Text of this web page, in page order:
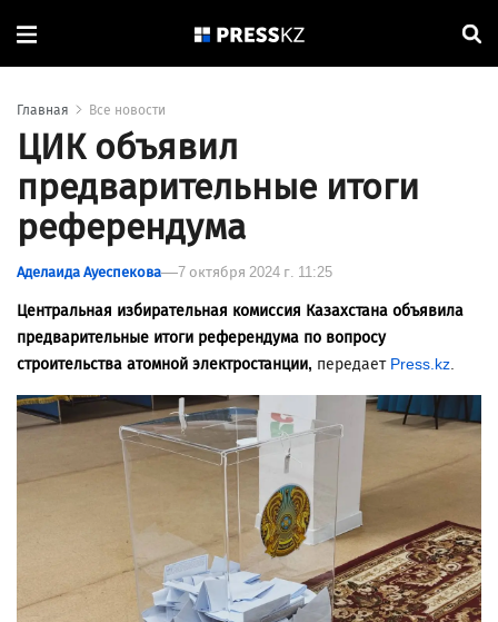
Главная Все новости
ЦИК объявил
предварительные итоги
референдума
Аделаида Ауеспекова 7 октября 2024 г. 11:25
Центральная избирательная комиссия Казахстана объявила
предварительные итоги референдума по вопросу
строительства атомной электростанции, передает Press.kz.